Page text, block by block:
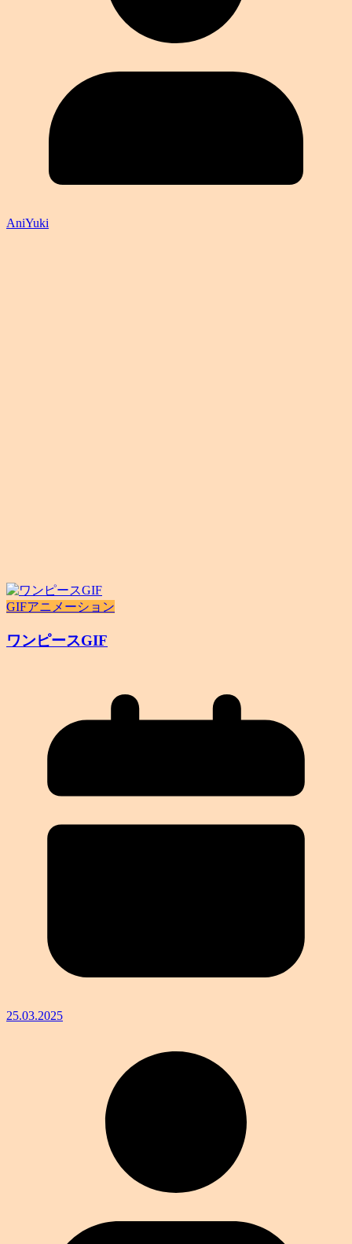
AniYuki
GIFアニメーション
ワンピースGIF
25.03.2025